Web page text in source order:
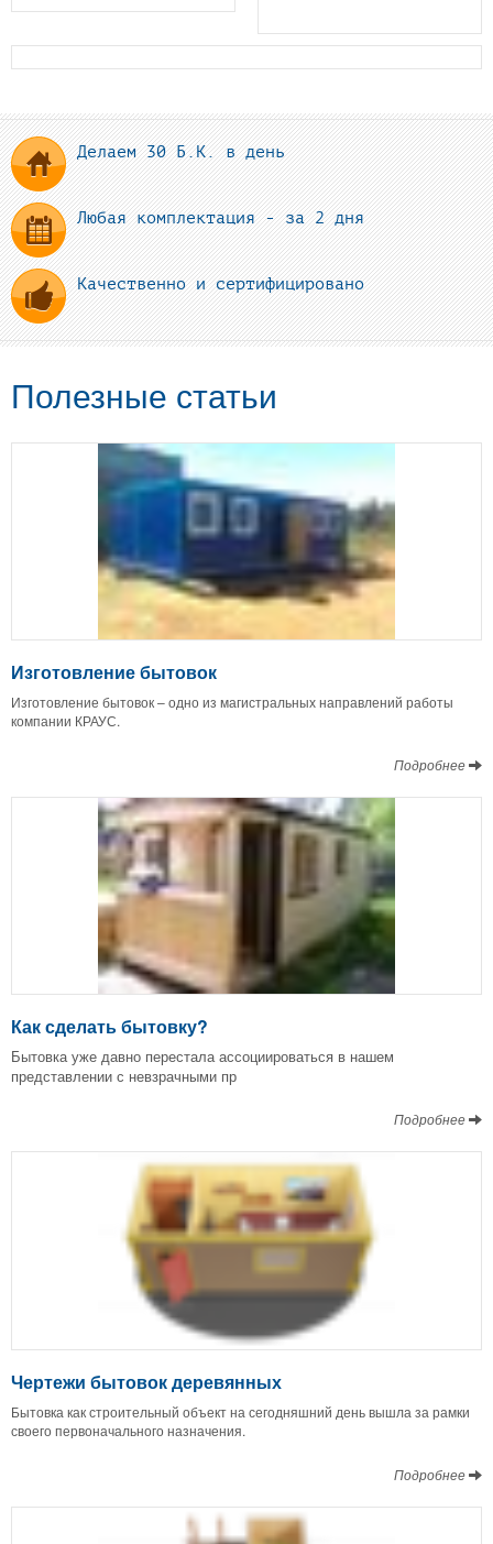
Делаем 30 Б.К. в день
Любая комплектация - за 2 дня
Качественно и сертифицировано
Полезные статьи
Изготовление бытовок
Изготовление бытовок – одно из магистральных направлений работы
компании КРАУС.
Подробнее
Как сделать бытовку?
Бытовка уже давно перестала ассоциироваться в нашем
представлении с невзрачными пр
Подробнее
Чертежи бытовок деревянных
Бытовка как строительный объект на сегодняшний день вышла за рамки
своего первоначального назначения.
Подробнее